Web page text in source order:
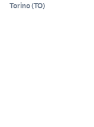
Torino(TO)